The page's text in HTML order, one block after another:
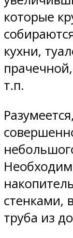
которые
кухни,
т.п.
стенками,
труба из